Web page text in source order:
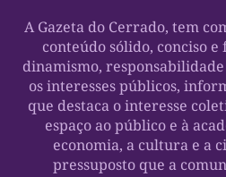
A Gazeta do Cerrado, tem
conteúdo sólido, conciso
dinamismo,
os interesses públicos,
que destaca o interesse
espaço ao público e à
economia, a cultura e a
pressuposto que a